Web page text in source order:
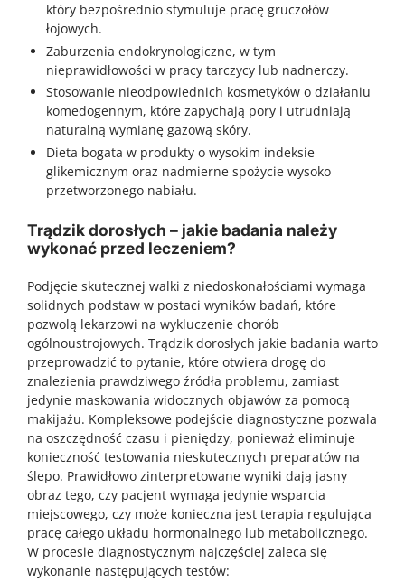
który bezpośrednio stymuluje pracę gruczołów
łojowych.
Zaburzenia endokrynologiczne, w tym
nieprawidłowości w pracy tarczycy lub nadnerczy.
Stosowanie nieodpowiednich kosmetyków o działaniu
komedogennym, które zapychają pory i utrudniają
naturalną wymianę gazową skóry.
Dieta bogata w produkty o wysokim indeksie
glikemicznym oraz nadmierne spożycie wysoko
przetworzonego nabiału.
Trądzik dorosłych – jakie badania należy
wykonać przed leczeniem?
Podjęcie skutecznej walki z niedoskonałościami wymaga
solidnych podstaw w postaci wyników badań, które
pozwolą lekarzowi na wykluczenie chorób
ogólnoustrojowych. Trądzik dorosłych jakie badania warto
przeprowadzić to pytanie, które otwiera drogę do
znalezienia prawdziwego źródła problemu, zamiast
jedynie maskowania widocznych objawów za pomocą
makijażu. Kompleksowe podejście diagnostyczne pozwala
na oszczędność czasu i pieniędzy, ponieważ eliminuje
konieczność testowania nieskutecznych preparatów na
ślepo. Prawidłowo zinterpretowane wyniki dają jasny
obraz tego, czy pacjent wymaga jedynie wsparcia
miejscowego, czy może konieczna jest terapia regulująca
pracę całego układu hormonalnego lub metabolicznego.
W procesie diagnostycznym najczęściej zaleca się
wykonanie następujących testów: